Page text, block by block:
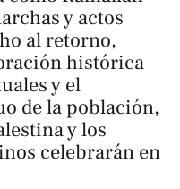
y actos
al retorno,
histórica
y el
de la población,
y los
celebrarán en